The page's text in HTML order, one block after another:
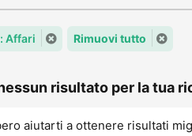
Affari Rimuovi tutto
risultato per la tua
aiutarti a ottenere risultati